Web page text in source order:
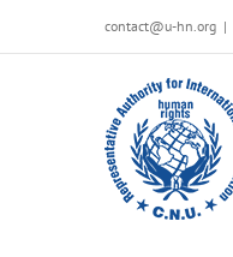
al
contact@u-hn.org |